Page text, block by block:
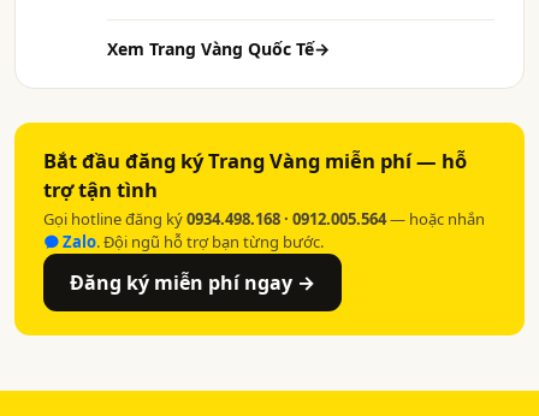
Xem Trang Vàng Quốc Tế→
Bắt đầu đăng ký Trang Vàng miễn phí — hỗ
trợ tận tình
Gọi hotline đăng ký0934.498.168 · 0912.005.564— hoặc nhắn
Zalo. Đội ngũ hỗ trợ bạn từng bước.
Đăng ký miễn phí ngay →